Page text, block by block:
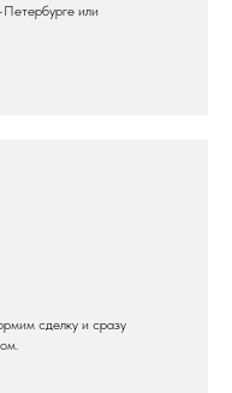
или
сделку и сразу